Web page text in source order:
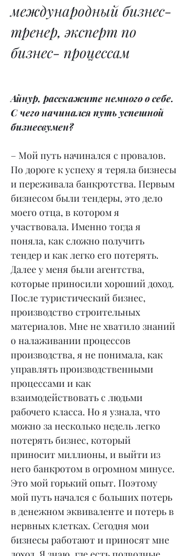
международный бизнес-
тренер, эксперт по
бизнес- процессам
Айнур, расскажите немного о себе.
С чего начинался путь успешной
бизнесвумен?
– Мой путь начинался с провалов.
По дороге к успеху я теряла бизнесы
и переживала банкротства. Первым
бизнесом были тендеры, это дело
моего отца, в котором я
участвовала. Именно тогда я
поняла, как сложно получить
тендер и как легко его потерять.
Далее у меня были агентства,
которые приносили хороший доход.
После туристический бизнес,
производство строительных
материалов. Мне не хватило знаний
о налаживании процессов
производства, я не понимала, как
управлять производственными
процессами и как
взаимодействовать с людьми
рабочего класса. Но я узнала, что
можно за несколько недель легко
потерять бизнес, который
приносит миллионы, и выйти из
него банкротом в огромном минусе.
Это мой горький опыт. Поэтому
мой путь начался с больших потерь
в денежном эквиваленте и потерь в
нервных клетках. Сегодня мои
бизнесы работают и приносят мне